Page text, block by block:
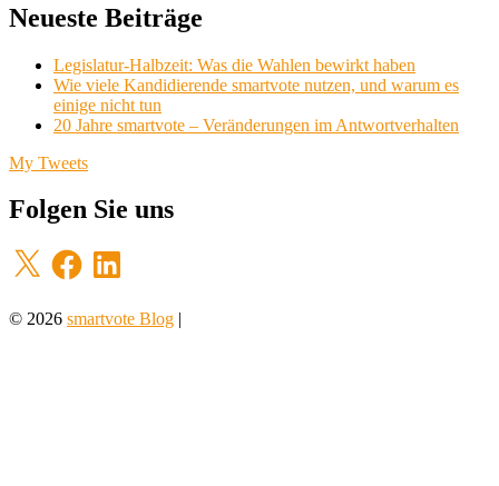
Neueste Beiträge
Legislatur-Halbzeit: Was die Wahlen bewirkt haben
Wie viele Kandidierende smartvote nutzen, und warum es
einige nicht tun
20 Jahre smartvote – Veränderungen im Antwortverhalten
My Tweets
Folgen Sie uns
X FacebookLinkedIn
© 2026 smartvote Blog |